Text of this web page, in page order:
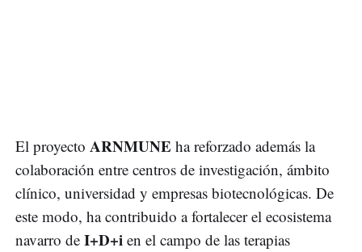
El proyecto ARNMUNE ha reforzado además la
colaboración entre centros de investigación, ámbito
clínico, universidad y empresas biotecnológicas. De
este modo, ha contribuido a fortalecer el ecosistema
navarro de I+D+i en el campo de las terapias